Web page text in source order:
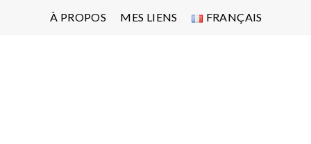
À PROPOS MES LIENS FRANÇAIS